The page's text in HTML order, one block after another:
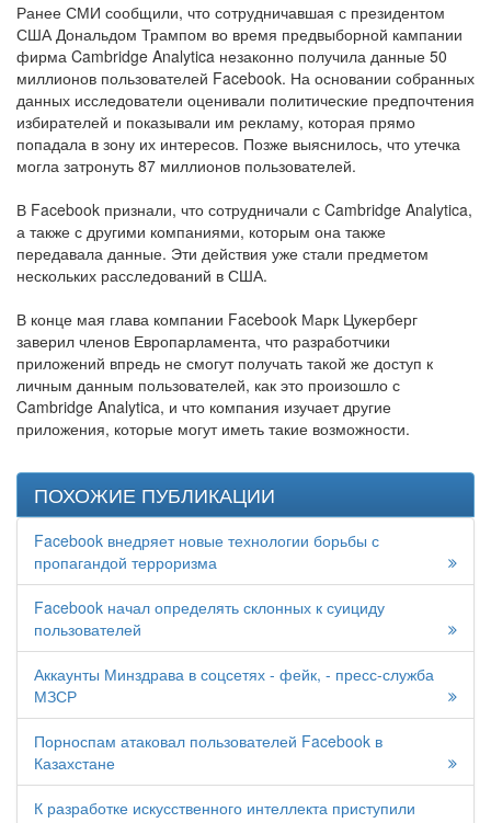
Ранее СМИ сообщили, что сотрудничавшая с президентом
США Дональдом Трампом во время предвыборной кампании
фирма Cambridge Analytica незаконно получила данные 50
миллионов пользователей Facebook. На основании собранных
данных исследователи оценивали политические предпочтения
избирателей и показывали им рекламу, которая прямо
попадала в зону их интересов. Позже выяснилось, что утечка
могла затронуть 87 миллионов пользователей.
В Facebook признали, что сотрудничали с Cambridge Analytica,
а также с другими компаниями, которым она также
передавала данные. Эти действия уже стали предметом
нескольких расследований в США.
В конце мая глава компании Facebook Марк Цукерберг
заверил членов Европарламента, что разработчики
приложений впредь не смогут получать такой же доступ к
личным данным пользователей, как это произошло с
Cambridge Analytica, и что компания изучает другие
приложения, которые могут иметь такие возможности.
ПОХОЖИЕ ПУБЛИКАЦИИ
Facebook внедряет новые технологии борьбы с
пропагандой терроризма
Facebook начал определять склонных к суициду
пользователей
Аккаунты Минздрава в соцсетях - фейк, - пресс-служба
МЗСР
Порноспам атаковал пользователей Facebook в
Казахстане
К разработке искусственного интеллекта приступили